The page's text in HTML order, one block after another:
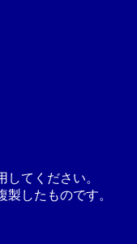
てください。
したものです。